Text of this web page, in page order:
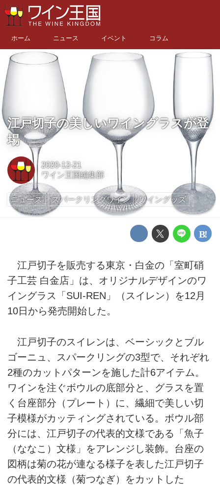
ホーム ニュース イベント コラム
江戸切子の美しいワイングラスが登
場
2020-12-21
ワイン王国編集部
ニュース スパークリングワイン ワイングッズ
江戸切子を販売する東京・白金の「室町硝
子工芸 白金店」は、オリジナルデザインのワ
イングラス「SUI-REN」（スイレン）を12月
10日から発売開始した。
江戸切子のスイレンは、ベーシックとブル
ゴーニュ、スパークリングの3型で、それぞれ
2種のカットパターンを施した計6アイテム。
ワインを注ぐボウルの底部分と、グラスを置
く台座部分（プレート）に、繊細で美しい切
子模様がカッティングされている。ボウル部
分には、江戸切子の代表的文様である「魚子
（ななこ）文様」をアレンジし装飾。台座の
図柄は菊の花が連なる様子を表した江戸切子
の代表的文様（菊つなぎ）をカットした